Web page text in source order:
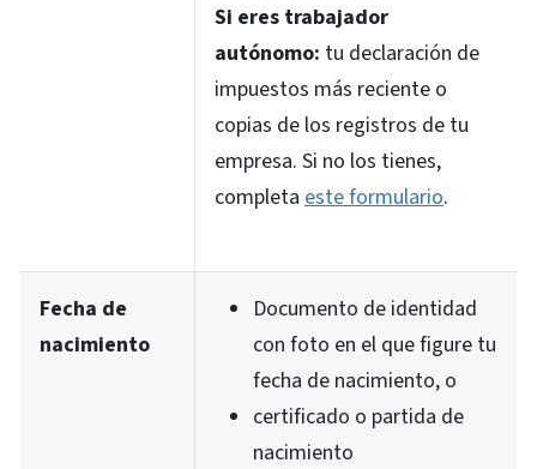
Si eres trabajador
autónomo: tu declaración de
impuestos más reciente o
copias de los registros de tu
empresa. Si no los tienes,
completa este formulario.
Fecha de
nacimiento
Documento de identidad
con foto en el que figure tu
fecha de nacimiento, o
certificado o partida de
nacimiento